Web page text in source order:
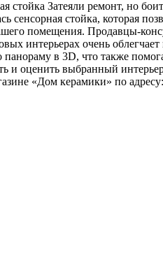
стойка Затеяли ремонт, но
стойка, которая
помещения. Продавцы-
интерьерах очень
в 3D, что также
и оценить выбранный
«Дом керамики» по